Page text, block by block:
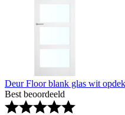
Deur Floor blank glas wit
Best beoordeeld